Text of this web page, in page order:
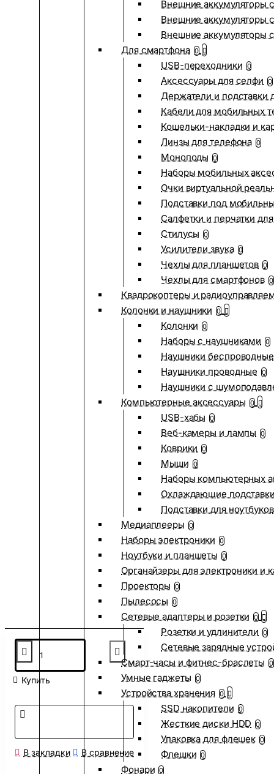
Внешние аккумуляторы
Внешние аккумуляторы
Внешние аккумуляторы
Для смартфона 0
USB-переходники 0
Аксессуары для селфи 0
Держатели и подставки
Кабели для мобильных
Кошельки-накладки и
Линзы для телефона 0
Моноподы 0
Наборы мобильных
Очки виртуальной
Подставки под
Салфетки и перчатки
Стилусы 0
Усилители звука 0
Чехлы для планшетов 0
Чехлы для смартфонов 0
Квадрокоптеры и
Колонки и наушники 0
Колонки 0
Наборы с наушниками 0
Наушники беспроводные
Наушники проводные 0
Наушники с
Компьютерные аксессуары 0
USB-хабы 0
Веб-камеры и лампы 0
Коврики 0
Мыши 0
Наборы компьютерных
Охлаждающие
Подставки для ноутбуков
Медиаплееры 0
Наборы электроники 0
Ноутбуки и планшеты 0
Органайзеры для электроники и
Проекторы 0
Пылесосы 0
Сетевые адаптеры и розетки 0
Розетки и удлинители 0
Сетевые зарядные
Смарт-часы и фитнес-браслеты 0
Умные гаджеты 0
Устройства хранения 0
SSD накопители 0
Жесткие диски HDD 0
Упаковка для флешек 0
Флешки 0
Фонари 0
Купить
В закладки В сравнение